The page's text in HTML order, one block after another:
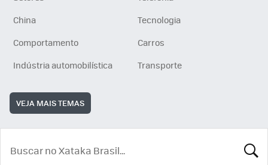
China
Tecnologia
Comportamento
Carros
Indústria automobilística
Transporte
VEJA MAIS TEMAS